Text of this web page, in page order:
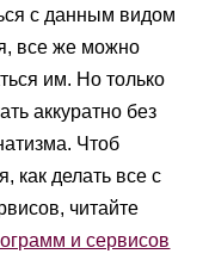
с данным видом
все же можно
им. Но только
аккуратно без
Чтоб
как делать все с
читайте
и сервисов